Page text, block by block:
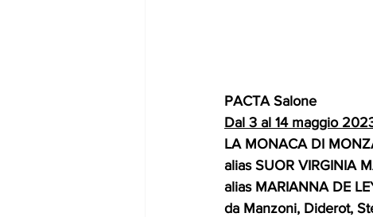
PACTA Salone
Dal 3 al 14 maggio
LA MONACA DI
alias SUOR VIRGINIA
alias MARIANNA DE
da Manzoni, Diderot,